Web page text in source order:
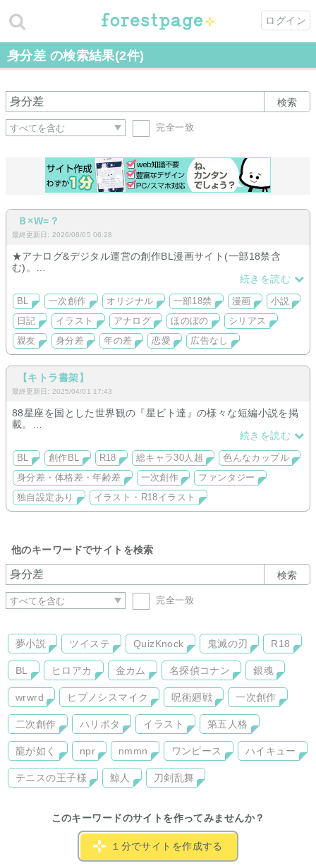
ログイン
身分差 の検索結果(2件)
検索
完全一致
Ｂ×W=？
最終更新日: 2026/08/05 06:28
★アナログ&デジタル運営の創作BL漫画サイト(一部18禁含
む)。
・短編、長編・シリアス、ふにゃ絵ほのぼのモノ等。写真つき
7/26：アナログノート２Ｐ追加しました。
続きを読む
BL 一次創作 オリジナル 一部18禁 漫画
小説
日記
イラスト アナログ ほのぼの
シリアス
親友
身分差 年の差 恋愛 広告なし
【キトラ書架】
最終更新日: 2025/04/01 17:43
88星座を国とした世界観の『星ビト達』の様々な短編小説を掲
載。
※成人描写は文章&イラスト共にかなり濃いめなのでご注意下さ
いm(_ _)m
※過去作のブロマンスも有
続きを読む
BL 創作BL R18 総キャラ30人超
色んなカップル
身分差・体格差・年齢差
一次創作
ファンタジー
独自設定あり
イラスト・R18イラスト
他のキーワードでサイトを検索
検索
完全一致
夢小説 ツイステ QuizKnock 鬼滅の刃 R18
BL ヒロアカ 金カム 名探偵コナン 銀魂
wrwrd ヒプノシスマイク 呪術廻戦 一次創作
二次創作 ハリポタ イラスト 第五人格
龍が如く npr nmmn ワンピース ハイキュー
テニスの王子様 鯨人 刀剣乱舞
このキーワードのサイトを作ってみませんか？
１分でサイトを作成する